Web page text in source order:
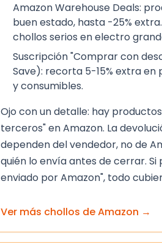
Amazon Warehouse Deals:
buen estado, hasta -25%
chollos serios en electro
Suscripción "Comprar con
Save): recorta 5-15% extra en
y consumibles.
Ojo con un detalle: hay
terceros" en Amazon. La
dependen del vendedor, no de
quién lo envía antes de cerrar. Si
enviado por Amazon", todo
Ver más chollos deAmazon →